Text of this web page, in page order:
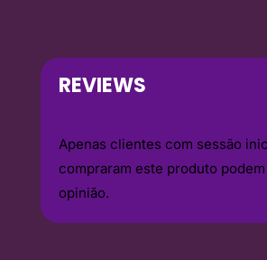
REVIEWS
Apenas clientes com sessão
compraram este produto
opinião.